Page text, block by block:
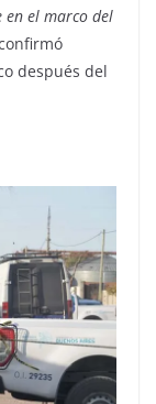
en el marco del
después del